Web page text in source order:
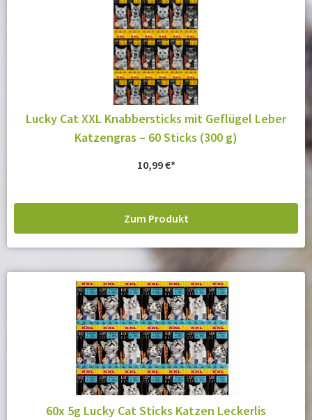
Lucky Cat XXL Knabbersticks mit Geflügel Leber
Katzengras – 60 Sticks (300 g)
10,99€
Zum Produkt
60x 5g Lucky Cat Sticks Katzen Leckerlis